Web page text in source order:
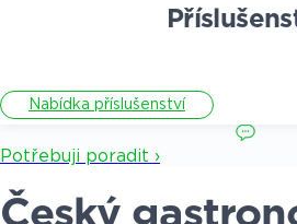
Nabídka příslušenství
Potřebuji poradit ›
Český